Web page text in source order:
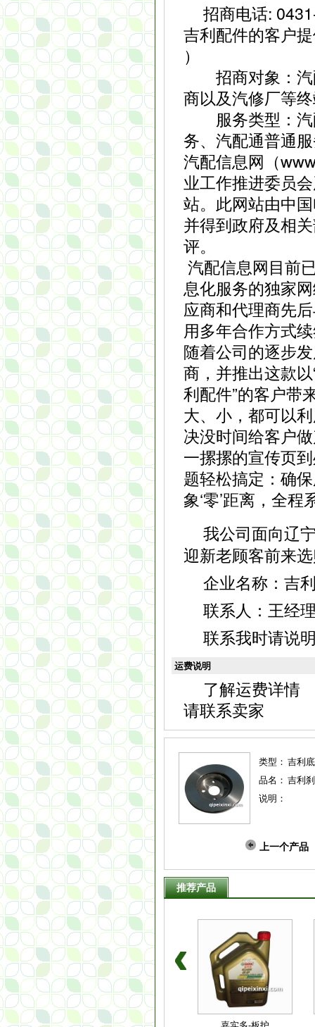
招商电话:
吉利配件的客户
）
招商对象：汽
商以及汽修厂等
服务类型：汽
务、汽配通普通
汽配信息网（
业工作推进委员
站。此网站由中
并得到政府及相
评。
汽配信息网目前
息化服务的独家
应商和代理商先
用多年合作方式
随着公司的逐步
商，并推出这款
利配件”的客户带
大、小，都可以
决没时间给客户
一摞摞的宣传页
题轻松搞定：确保
象‘零’距离，全程
我公司面向辽
迎新老顾客前来
企业名称：吉
联系人：王经
联系我时请说
运费说明
了解运费详情
请联系卖家
类型： 吉利
品名： 吉利
说明：
上一个产品
推荐产品